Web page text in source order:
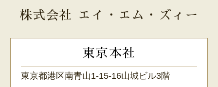
株式会社 エイ・エム・ズィー
東京本社
東京都港区南青山1-15-16山城ビル3階